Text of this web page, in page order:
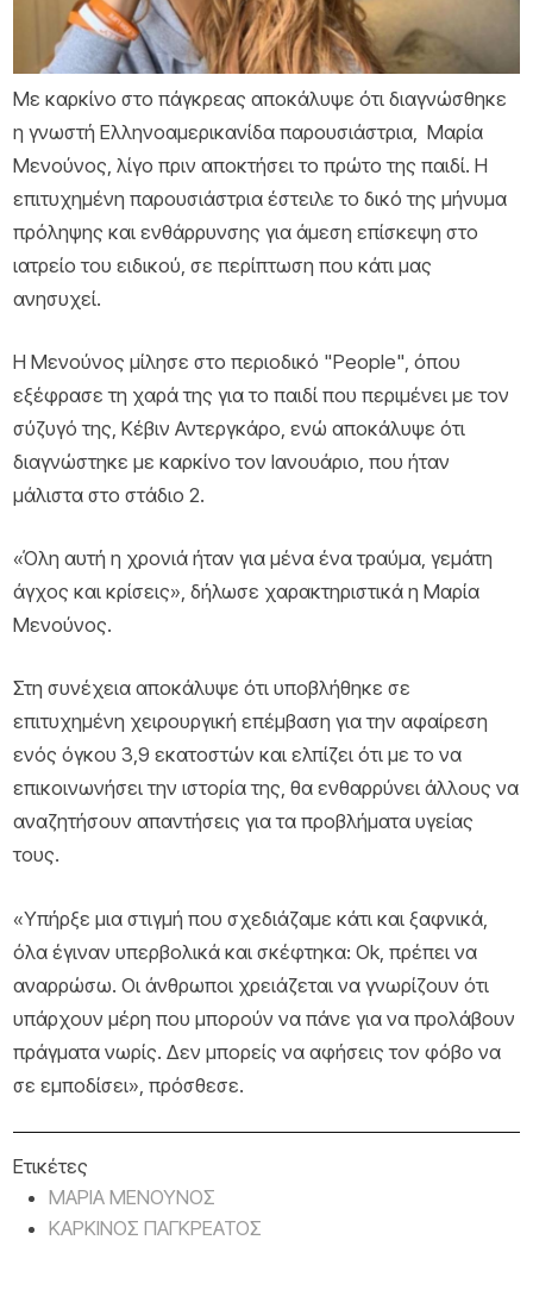
ΣΥΝΕΝΤΕΥΞΕΙΣ
VIDEOS
Αρχική
Η ΖΩΗ ΜΕ ΚΑΡΚΙΝΟ
ΨΥΧΟΛΟΓΙΚΗ ΥΠΟΣΤΗΡΙΞΗ
ΣΧΕΣΗ ΙΑΤΡΟΥ - ΑΣΘΕΝΟΥΣ
ΔΙΑΤΡΟΦΗ ΚΑΙ ΚΑΡΚΙΝΟΣ
ΕΡΓΑΣΙΑ ΚΑΙ ΚΑΡΚΙΝΟΣ
ΖΩΝΤΑΣ ΤΗΝ ΚΑΘΕ ΜΕΡΑ
ΙΣΤΟΡΙΕΣ ΔΥΝΑΜΗΣ
Γιατροί
Κέντρα
Με καρκίνο στο πάγκρεας αποκάλυψε ότι διαγνώσθηκε
η γνωστή Ελληνοαμερικανίδα παρουσιάστρια, Μαρία
Μενούνος, λίγο πριν αποκτήσει το πρώτο της παιδί. Η
επιτυχημένη παρουσιάστρια έστειλε το δικό της μήνυμα
πρόληψης και ενθάρρυνσης για άμεση επίσκεψη στο
ιατρείο του ειδικού, σε περίπτωση που κάτι μας
ανησυχεί.
Η Μενούνος μίλησε στο περιοδικό "People", όπου
εξέφρασε τη χαρά της για το παιδί που περιμένει με τον
σύζυγό της, Κέβιν Αντεργκάρο, ενώ αποκάλυψε ότι
διαγνώστηκε με καρκίνο τον Ιανουάριο, που ήταν
μάλιστα στο στάδιο 2.
«Όλη αυτή η χρονιά ήταν για μένα ένα τραύμα, γεμάτη
άγχος και κρίσεις», δήλωσε χαρακτηριστικά η Μαρία
Μενούνος.
Στη συνέχεια αποκάλυψε ότι υποβλήθηκε σε
επιτυχημένη χειρουργική επέμβαση για την αφαίρεση
ενός όγκου 3,9 εκατοστών και ελπίζει ότι με το να
επικοινωνήσει την ιστορία της, θα ενθαρρύνει άλλους να
αναζητήσουν απαντήσεις για τα προβλήματα υγείας
τους.
«Υπήρξε μια στιγμή που σχεδιάζαμε κάτι και ξαφνικά,
όλα έγιναν υπερβολικά και σκέφτηκα: Ok, πρέπει να
αναρρώσω. Οι άνθρωποι χρειάζεται να γνωρίζουν ότι
υπάρχουν μέρη που μπορούν να πάνε για να προλάβουν
πράγματα νωρίς. Δεν μπορείς να αφήσεις τον φόβο να
σε εμποδίσει», πρόσθεσε.
Ετικέτες
ΜΑΡΙΑ ΜΕΝΟΥΝΟΣ
ΚΑΡΚΙΝΟΣ ΠΑΓΚΡΕΑΤΟΣ